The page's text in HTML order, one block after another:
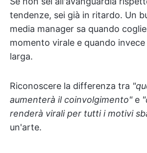
tendenze, sei già in ritardo. Un
media manager sa quando
momento virale e quando invece
larga.
Riconoscere la differenza tra
aumenterà il coinvolgimento" e
renderà virali per tutti i motivi
un'arte.